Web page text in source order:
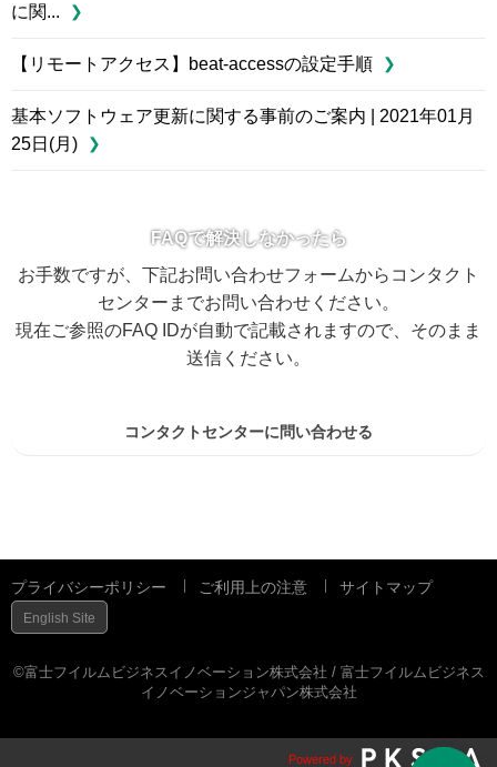
に関...
【リモートアクセス】beat-accessの設定手順
基本ソフトウェア更新に関する事前のご案内 | 2021年01月
25日(月)
FAQで解決しなかったら
お手数ですが、下記お問い合わせフォームからコンタクト
センターまでお問い合わせください。
現在ご参照のFAQ IDが自動で記載されますので、そのまま
送信ください。
コンタクトセンターに問い合わせる
プライバシーポリシー ご利用上の注意 サイトマップ
English Site
©富士フイルムビジネスイノベーション株式会社 / 富士フイルムビジネス
イノベーションジャパン株式会社
Powered by